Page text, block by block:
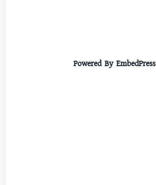
Powered By EmbedPress